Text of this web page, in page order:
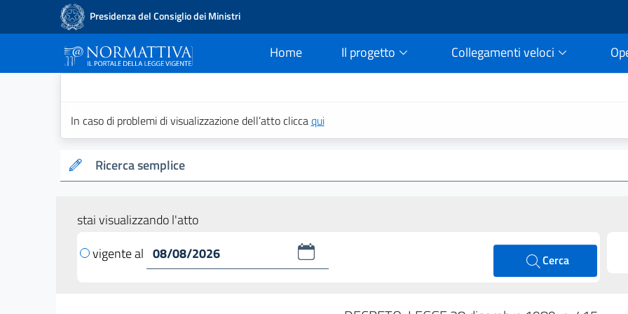
Presidenza del Consiglio dei Ministri
Home
current Il progetto Collegamenti veloci
In caso di problemi di visualizzazione dell’atto cliccaqui
Ricerca semplice
stai visualizzando l'atto
vigente al
Cerca